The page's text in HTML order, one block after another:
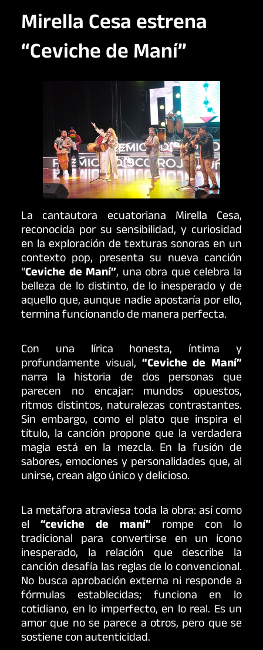
Mirella Cesa estrena
“Ceviche de Maní”
La cantautora ecuatoriana Mirella Cesa,
reconocida por su sensibilidad, y curiosidad
en la exploración de texturas sonoras en un
contexto pop, presenta su nueva canción
“Ceviche de Maní”, una obra que celebra la
belleza de lo distinto, de lo inesperado y de
aquello que, aunque nadie apostaría por ello,
termina funcionando de manera perfecta.
Con una lírica honesta, íntima y
profundamente visual, “Ceviche de Maní”
narra la historia de dos personas que
parecen no encajar: mundos opuestos,
ritmos distintos, naturalezas contrastantes.
Sin embargo, como el plato que inspira el
título, la canción propone que la verdadera
magia está en la mezcla. En la fusión de
sabores, emociones y personalidades que, al
unirse, crean algo único y delicioso.
La metáfora atraviesa toda la obra: así como
el “ceviche de maní” rompe con lo
tradicional para convertirse en un ícono
inesperado, la relación que describe la
canción desafía las reglas de lo convencional.
No busca aprobación externa ni responde a
fórmulas establecidas; funciona en lo
cotidiano, en lo imperfecto, en lo real. Es un
amor que no se parece a otros, pero que se
sostiene con autenticidad.